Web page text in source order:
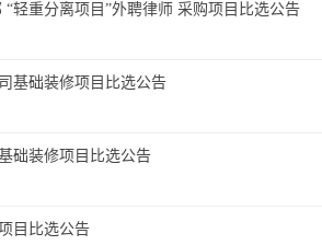
“轻重分离项目”外聘律师 采购项目比选公告
基础装修项目比选公告
础装修项目比选公告
目比选公告